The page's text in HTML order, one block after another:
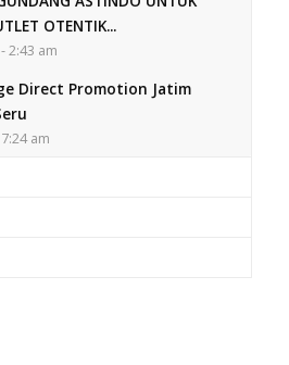
OTENTIK...
2:43 am
Direct Promotion Jatim
am